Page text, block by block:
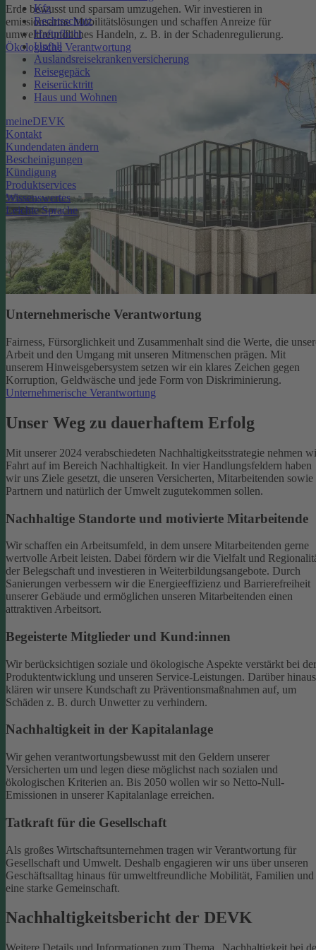
Kfz
Rechtsschutz
Haftpflicht
Unfall
Auslandsreisekrankenversicherung
Reisegepäck
Reiserücktritt
Haus und Wohnen
meineDEVK
Kontakt
Kundendaten ändern
Bescheinigungen
Kündigung
Produktservices
Wissenswertes
Leichte Sprache
Erde bewusst und sparsam umzugehen. Wir investieren in
emissionsarme Mobilitätslösungen und schaffen Anreize für
umweltfreundliches Handeln, z. B. in der Schadenregulierung.
Ökologische Verantwortung
Unternehmerische Verantwortung
Fairness, Fürsorglichkeit und Zusammenhalt sind die Werte, die
Arbeit und den Umgang mit unseren Mitmenschen prägen. Mit
unserem Hinweisgebersystem setzen wir ein klares Zeichen gegen
Korruption, Geldwäsche und jede Form von Diskriminierung.
Unternehmerische Verantwortung
Unser Weg zu dauerhaftem Erfolg
Mit unserer 2024 verabschiedeten Nachhaltigkeitsstrategie nehmen
Fahrt auf im Bereich Nachhaltigkeit. In vier Handlungsfeldern haben
wir uns Ziele gesetzt, die unseren Versicherten, Mitarbeitenden sowie
Partnern und natürlich der Umwelt zugutekommen sollen.
Nachhaltige Standorte und motivierte Mitarbeitende
Wir schaffen ein Arbeitsumfeld, in dem unsere Mitarbeitenden gerne
wertvolle Arbeit leisten. Dabei fördern wir die Vielfalt und
der Belegschaft und investieren in Weiterbildungsangebote. Durch
Sanierungen verbessern wir die Energieeffizienz und Barrierefreiheit
unserer Gebäude und ermöglichen unseren Mitarbeitenden einen
attraktiven Arbeitsort.
Begeisterte Mitglieder und Kund:innen
Wir berücksichtigen soziale und ökologische Aspekte verstärkt bei der
Produktentwicklung und unseren Service-Leistungen. Darüber hinaus
klären wir unsere Kundschaft zu Präventionsmaßnahmen auf, um
Schäden z. B. durch Unwetter zu verhindern.
Nachhaltigkeit in der Kapitalanlage
Wir gehen verantwortungsbewusst mit den Geldern unserer
Versicherten um und legen diese möglichst nach sozialen und
ökologischen Kriterien an. Bis 2050 wollen wir so Netto-Null-
Emissionen in unserer Kapitalanlage erreichen.
Tatkraft für die Gesellschaft
Als großes Wirtschaftsunternehmen tragen wir Verantwortung für
Gesellschaft und Umwelt. Deshalb engagieren wir uns über unseren
Geschäftsalltag hinaus für umweltfreundliche Mobilität, Familien und
eine starke Gemeinschaft.
Nachhaltigkeitsbericht der DEVK